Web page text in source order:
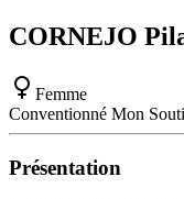
CORNEJO
Femme
Conventionné Mon
Présentation